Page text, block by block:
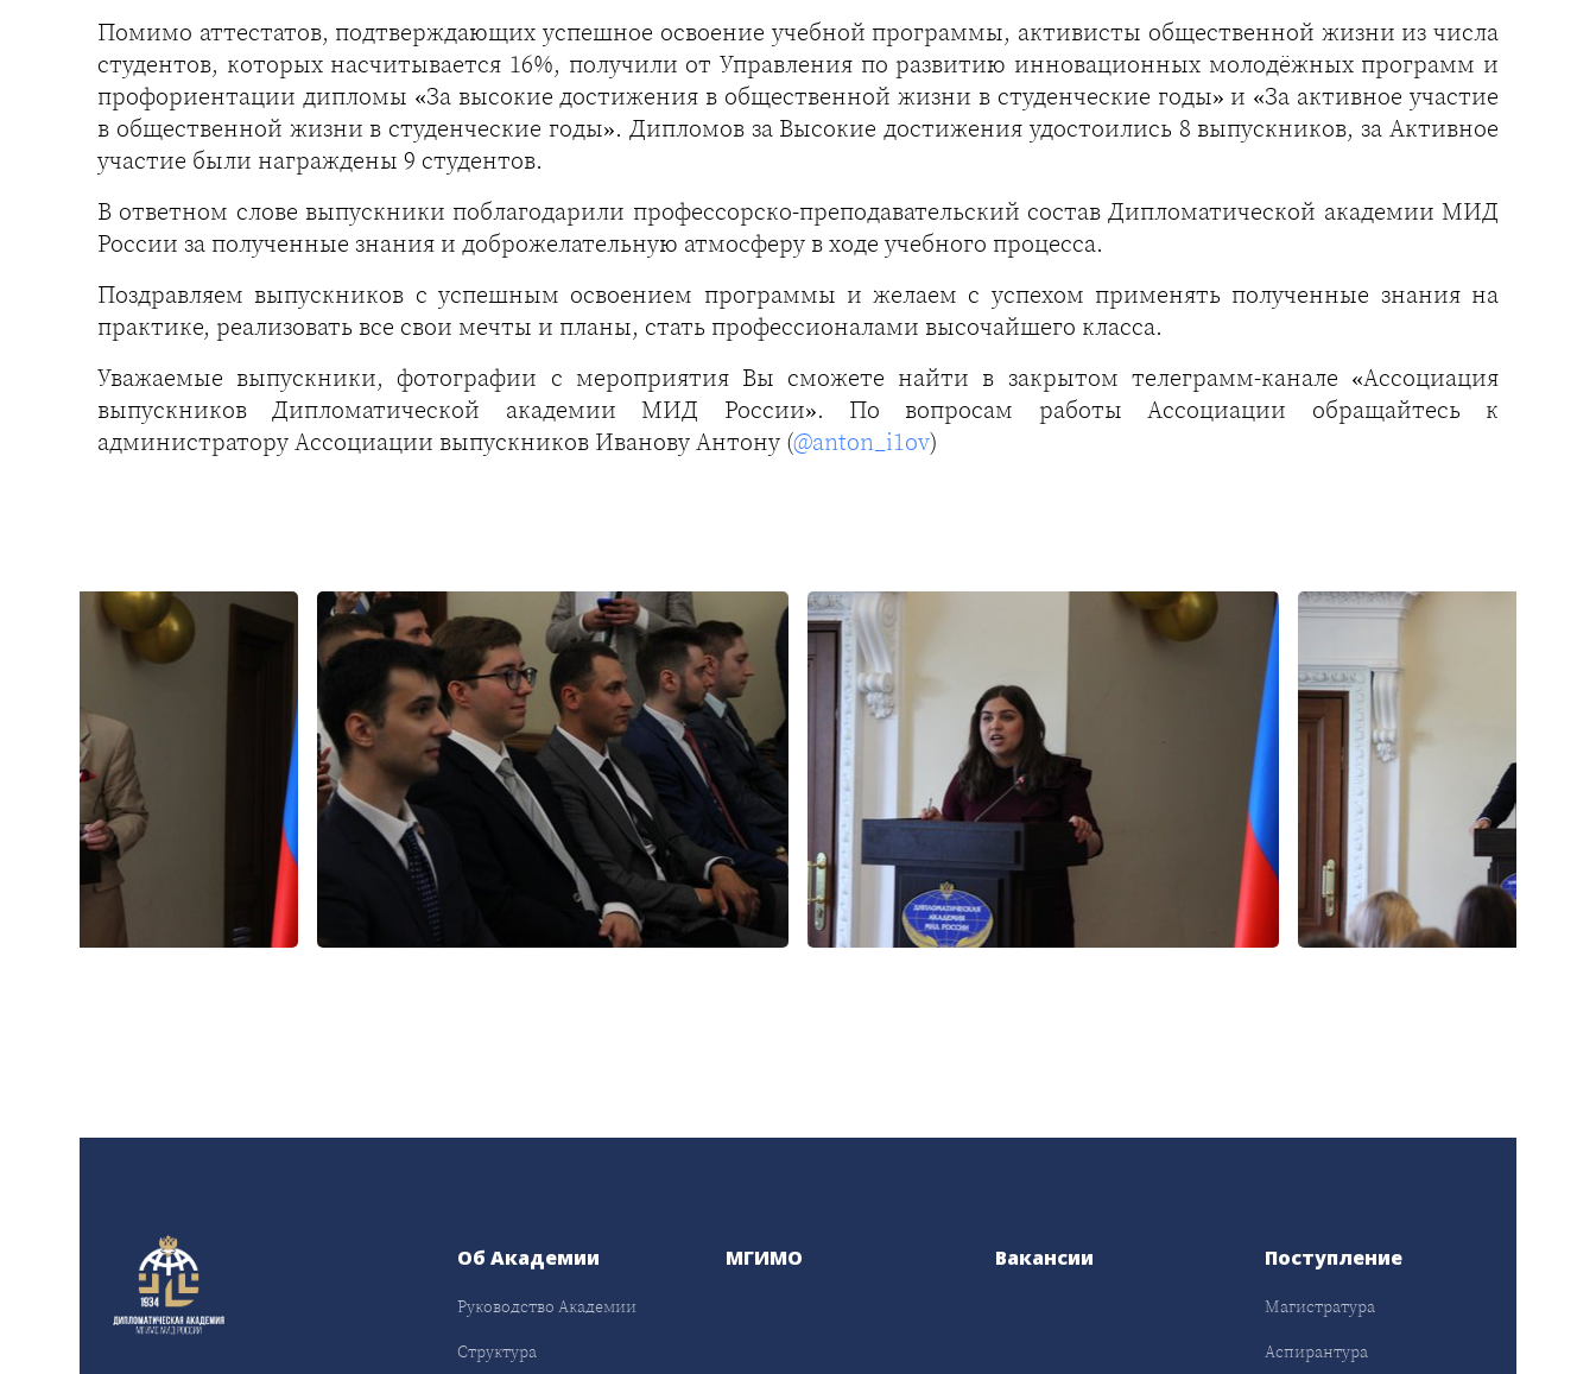
Помимо аттестатов, подтверждающих успешное освоение учебной программы, активисты общественной жизни из числа
студентов, которых насчитывается 16%, получили от Управления по развитию инновационных молодёжных программ и
профориентации дипломы «За высокие достижения в общественной жизни в студенческие годы» и «За активное участие
в общественной жизни в студенческие годы». Дипломов за Высокие достижения удостоились 8 выпускников, за Активное
участие были награждены 9 студентов.
В ответном слове выпускники поблагодарили профессорско-преподавательский состав Дипломатической академии МИД
России за полученные знания и доброжелательную атмосферу в ходе учебного процесса.
Поздравляем выпускников с успешным освоением программы и желаем с успехом применять полученные знания на
практике, реализовать все свои мечты и планы, стать профессионалами высочайшего класса.
Уважаемые выпускники, фотографии с мероприятия Вы сможете найти в закрытом телеграмм-канале «Ассоциация
выпускников Дипломатической академии МИД России». По вопросам работы Ассоциации обращайтесь к
администратору Ассоциации выпускников Иванову Антону (@anton_i1ov)
Об Академии
Руководство Академии
Структура
МГИМО Вакансии Поступление
Магистратура
Аспирантура